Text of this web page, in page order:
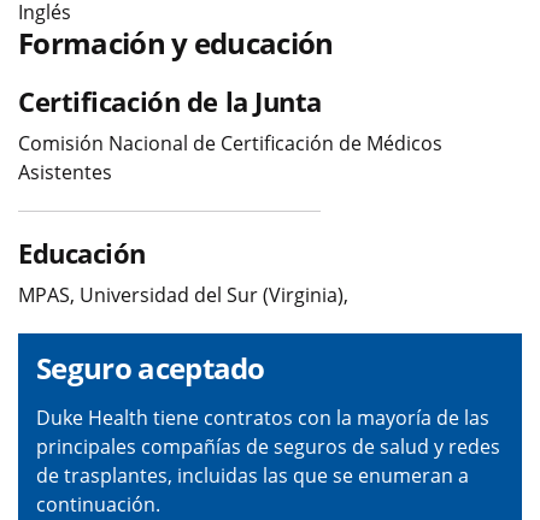
Inglés
Formación y educación
Certificación de la Junta
Comisión Nacional de Certificación de Médicos
Asistentes
Educación
MPAS, Universidad del Sur (Virginia),
Seguro aceptado
Duke Health tiene contratos con la mayoría de las
principales compañías de seguros de salud y redes
de trasplantes, incluidas las que se enumeran a
continuación.